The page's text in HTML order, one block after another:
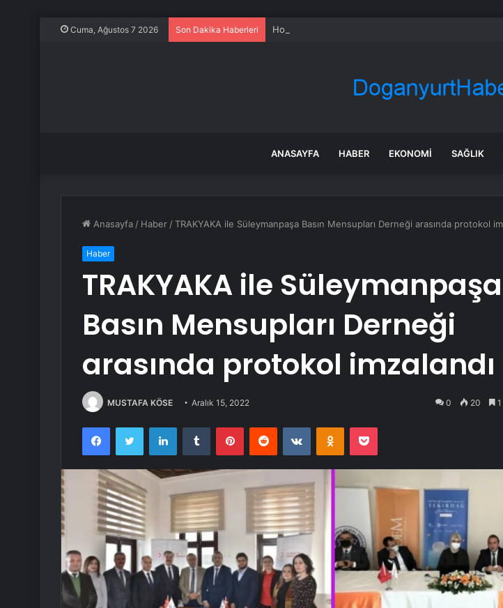
Cuma, Ağustos 7 2026 Son Dakika Haberleri Honeywell Aerospace hissesi bugün neden düşüyor?
ANASAYFA HABER EKONOMI SAĞLIK
Anasayfa / Haber /TRAKYAKA ile Süleymanpaşa Basın Mensupları Derneği arasında protokol
Haber
TRAKYAKA ile Süleymanpaşa
Basın Mensupları Derneği
arasında protokol imzalandı
MUSTAFA KÖSE Aralık 15, 2022 0 20
FacebookTwitter LinkedInTumblr PinterestReddit VKontakteOdnoklassniki
Pocket